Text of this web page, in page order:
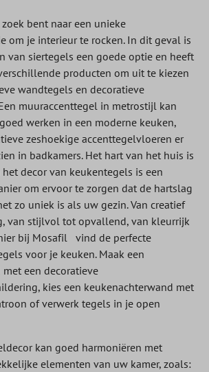
bent naar een unieke
om je interieur te rocken. In dit geval is
van siertegels een goede optie en heeft
producten om uit te kiezen
wandtegels en decoratieve
muuraccenttegel in metrostijl kan
werken in een moderne keuken,
zeshoekige accenttegelvloeren er
in badkamers. Het hart van het huis is
decor van keukentegels is een
om ervoor te zorgen dat de hartslag
zo uniek is als uw gezin. Van creatief
van stijlvol tot opvallend, van kleurrijk
bij Mosafil vind de perfecte
voor je keuken. Maak een
een decoratieve
kies een keukenachterwand met
of verwerk tegels in je open
kan goed harmoniëren met
elementen van uw kamer, zoals: